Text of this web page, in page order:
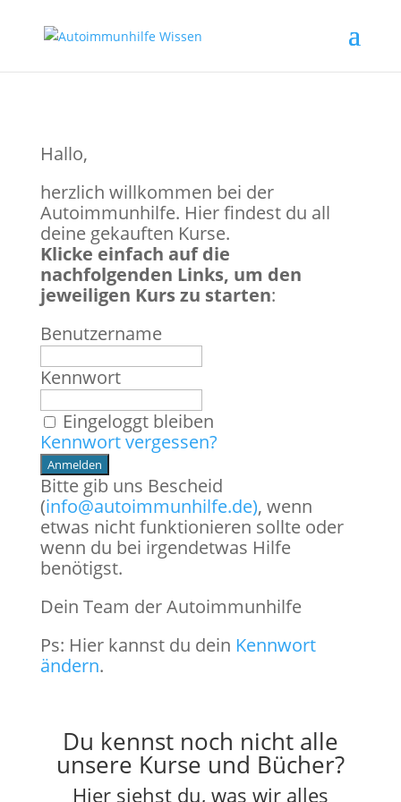
Hallo,
herzlich willkommen bei der
Autoimmunhilfe. Hier findest du all
deine gekauften Kurse.
Klicke einfach auf die
nachfolgenden Links, um den
jeweiligen Kurs zu starten:
Benutzername
Kennwort
Eingeloggt bleiben
Kennwort vergessen?
Bitte gib uns Bescheid
(info@autoimmunhilfe.de), wenn
etwas nicht funktionieren sollte oder
wenn du bei irgendetwas Hilfe
benötigst.
Dein Team der Autoimmunhilfe
Ps: Hier kannst du dein Kennwort
ändern.
Du kennst noch nicht alle
unsere Kurse und Bücher?
Hier siehst du, was wir alles